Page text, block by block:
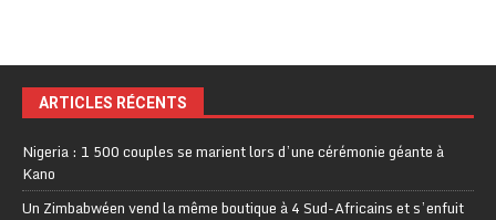
ARTICLES RÉCENTS
Nigeria : 1 500 couples se marient lors d’une cérémonie géante à
Kano
Un Zimbabwéen vend la même boutique à 4 Sud-Africains et s’enfuit